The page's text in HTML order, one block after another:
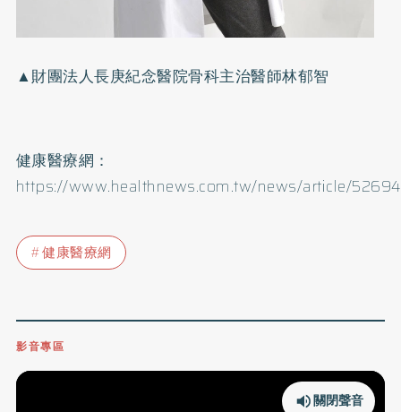
▲財團法人長庚紀念醫院骨科主治醫師林郁智
健康醫療網：
https://www.healthnews.com.tw/news/article/52694
健康醫療網
影音專區
關閉聲音